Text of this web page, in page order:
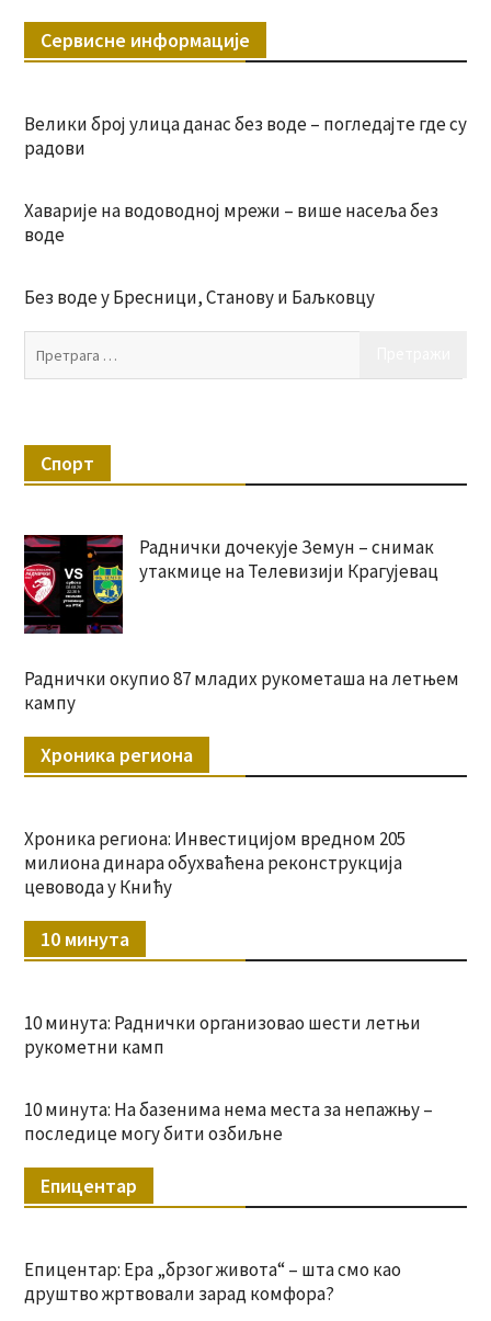
Сервисне информације
Велики број улица данас без воде – погледајте где су
радови
Хаварије на водоводној мрежи – више насеља без
воде
Без воде у Бресници, Станову и Баљковцу
Спорт
Раднички дочекује Земун – снимак
утакмице на Телевизији Крагујевац
Раднички окупио 87 младих рукометаша на летњем
кампу
Хроника региона
Хроника региона: Инвестицијом вредном 205
милиона динара обухваћена реконструкција
цевовода у Книћу
10 минута
10 минута: Раднички организовао шести летњи
рукометни камп
10 минута: На базенима нема места за непажњу –
последице могу бити озбиљне
Епицентар
Епицентар: Ера „брзог живота“ – шта смо као
друштво жртвовали зарад комфора?